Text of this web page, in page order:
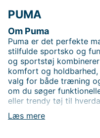
PUMA
Læs mere
Om Puma
Puma er det perfekte
stilfulde sportsko og
og sportstøj
komfort og
valg for både træning
om du søger
eller trendy tøj til
Vingåkers Factory
outletpriser.